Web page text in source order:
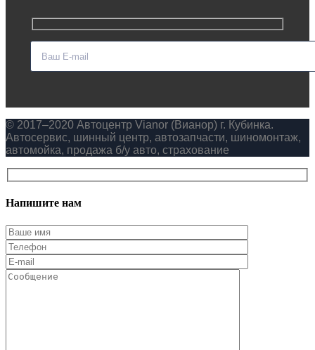
© 2017–2020 Автоцентр Vianor (Вианор) г. Кубинка.
Автосервис, шинный центр, автозапчасти, шиномонтаж,
автомойка, продажа б/у авто, страхование
Напишите нам